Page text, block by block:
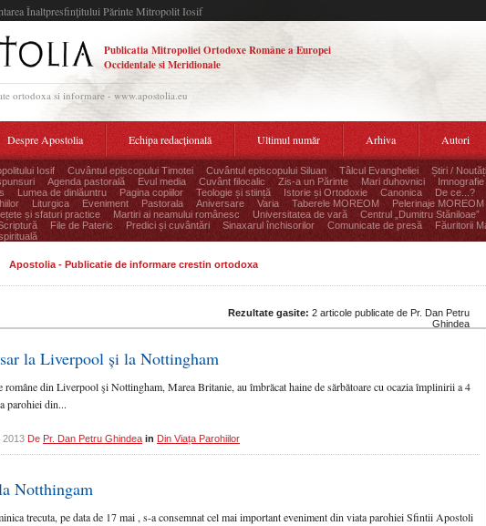
Înaltpresfinţitului Părinte Mitropolit Iosif
Publicatia Mitropoliei Ortodoxe Române a Europei
Occidentale si Meridionale
ortodoxa si informare - www.apostolia.eu
Despre Apostolia Echipa redacțională Ultimul număr Arhiva Autori
Iosif Cuvântul episcopului Timotei Cuvântul episcopului Siluan Tâlcul Evangheliei Știri / Noutăți
Agenda pastorală Evul media Cuvânt filocalic Zis-a un Părinte Mari duhovnici
Lumea de dinlăuntru Pagina copiilor Teologie și stiință Istorie și Ortodoxie Canonica De ce...?
Liturgica Eveniment Pastorala Aniversare Varia Taberele MOREOM Pelerinaje MOREOM
și sfaturi practice Martiri ai neamului românesc Universitatea de vară Centrul „Dumitru Stăniloae”
File de Pateric Predici și cuvântări Sinaxarul închisorilor Comunicate de presă Făuritorii
Apostolia - Publicatie de informare crestin ortodoxa
Rezultate gasite: 2 articole publicate de Pr. Dan Petru
Ghindea
la Liverpool și la Nottingham
române din Liverpool şi Nottingham, Marea Britanie, au îmbrăcat haine de sărbătoare cu ocazia împlinirii a 4
parohiei din...
2013 De Pr. Dan Petru Ghindea in Din Viața Parohiilor
Notthingam
trecuta, pe data de 17 mai , s-a consemnat cel mai important eveniment din viata parohiei Sfintii Apostoli